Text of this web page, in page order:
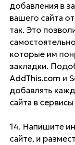
добавления в
вашего сайта
так. Это
которые им
закладки.
AddThis.com и
добавлять
сайта в
14. Напишите
сайте, и